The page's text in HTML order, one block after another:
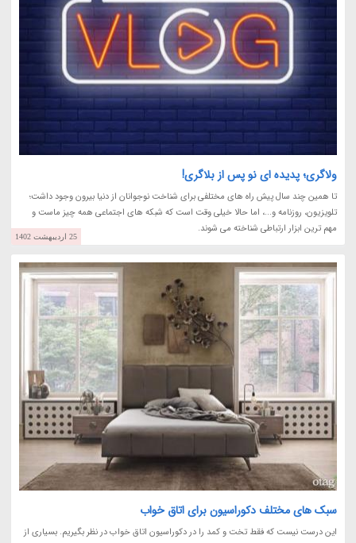
ولاگری؛ پدیده ای نو پس از بلاگری!
تا همین چند سال پیش راه های مختلفی برای شناخت نوجوانان از دنیا بیرون وجود داشت؛
تلویزیون، روزنامه و...، اما حالا خیلی وقت است که شبکه های اجتماعی همه چیز ماست و
مهم ترین ابزار ارتباطی شناخته می شوند.
25 اردیبهشت 1402
سبک های مختلف دکوراسیون برای اتاق خواب
این درست نیست که فقط تخت و کمد را در دکوراسیون اتاق خواب در نظر بگیریم. بسیاری از